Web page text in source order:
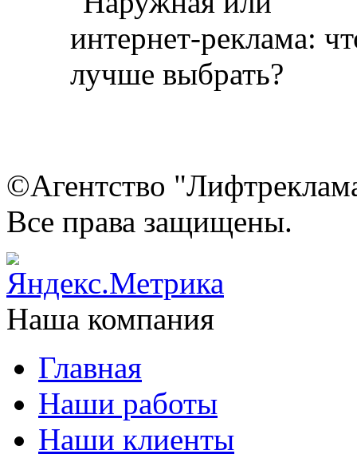
©Агентство
Все права защищены.
Наша компания
Главная
Наши работы
Наши клиенты